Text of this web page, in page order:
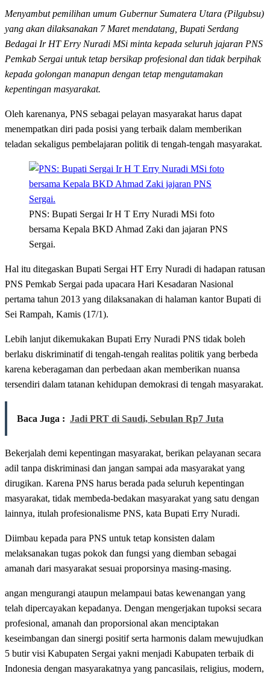
Menyambut pemilihan umum Gubernur Sumatera Utara (Pilgubsu)
yang akan dilaksanakan 7 Maret mendatang, Bupati Serdang
Bedagai Ir HT Erry Nuradi MSi minta kepada seluruh jajaran PNS
Pemkab Sergai untuk tetap bersikap profesional dan tidak berpihak
kepada golongan manapun dengan tetap mengutamakan
kepentingan masyarakat.
Oleh karenanya, PNS sebagai pelayan masyarakat harus dapat
menempatkan diri pada posisi yang terbaik dalam memberikan
teladan sekaligus pembelajaran politik di tengah-tengah masyarakat.
PNS: Bupati Sergai Ir H T Erry Nuradi MSi foto
bersama Kepala BKD Ahmad Zaki dan jajaran PNS
Sergai.
Hal itu ditegaskan Bupati Sergai HT Erry Nuradi di hadapan ratusan
PNS Pemkab Sergai pada upacara Hari Kesadaran Nasional
pertama tahun 2013 yang dilaksanakan di halaman kantor Bupati di
Sei Rampah, Kamis (17/1).
Lebih lanjut dikemukakan Bupati Erry Nuradi PNS tidak boleh
berlaku diskriminatif di tengah-tengah realitas politik yang berbeda
karena keberagaman dan perbedaan akan memberikan nuansa
tersendiri dalam tatanan kehidupan demokrasi di tengah masyarakat.
Baca Juga : Jadi PRT di Saudi, Sebulan Rp7 Juta
Bekerjalah demi kepentingan masyarakat, berikan pelayanan secara
adil tanpa diskriminasi dan jangan sampai ada masyarakat yang
dirugikan. Karena PNS harus berada pada seluruh kepentingan
masyarakat, tidak membeda-bedakan masyarakat yang satu dengan
lainnya, itulah profesionalisme PNS, kata Bupati Erry Nuradi.
Diimbau kepada para PNS untuk tetap konsisten dalam
melaksanakan tugas pokok dan fungsi yang diemban sebagai
amanah dari masyarakat sesuai proporsinya masing-masing.
angan mengurangi ataupun melampaui batas kewenangan yang
telah dipercayakan kepadanya. Dengan mengerjakan tupoksi secara
profesional, amanah dan proporsional akan menciptakan
keseimbangan dan sinergi positif serta harmonis dalam mewujudkan
5 butir visi Kabupaten Sergai yakni menjadi Kabupaten terbaik di
Indonesia dengan masyarakatnya yang pancasilais, religius, modern,